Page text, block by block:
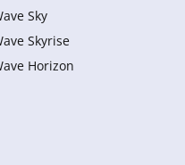
Sky
Skyrise
Horizon